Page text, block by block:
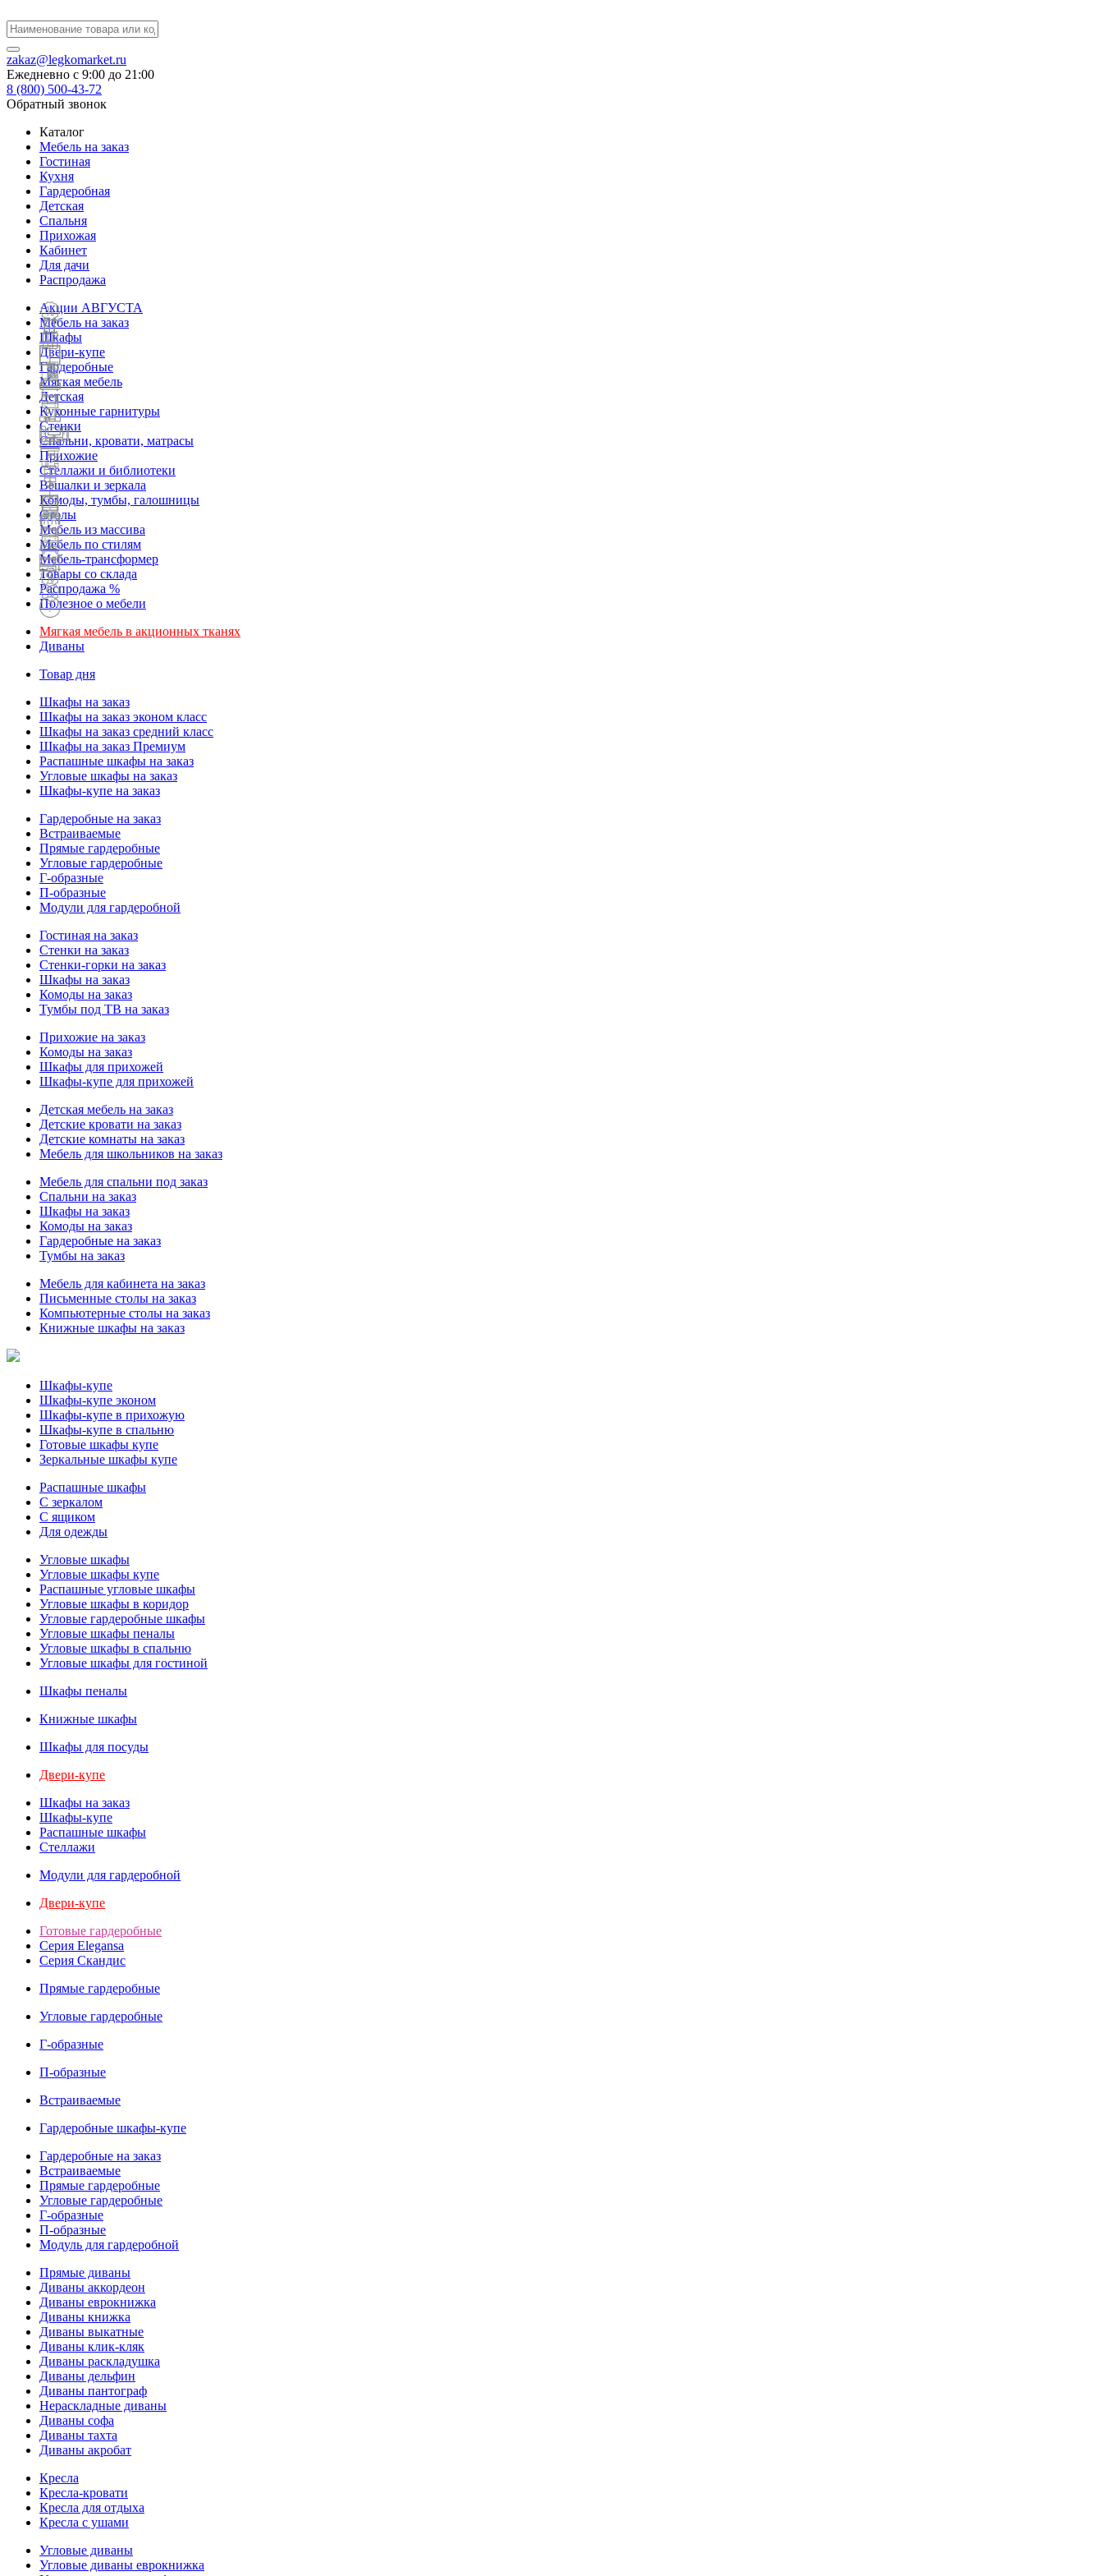
zakaz@legkomarket.ru
Ежедневно c 9:00 до 21:00
8 (800) 500-43-72
Обратный звонок
Каталог
Мебель на заказ
Гостиная
Кухня
Гардеробная
Детская
Спальня
Прихожая
Кабинет
Для дачи
Распродажа
Акции АВГУСТА
Мебель на заказ
Шкафы
Двери-купе
Гардеробные
Мягкая мебель
Детская
Кухонные гарнитуры
Стенки
Спальни, кровати, матрасы
Прихожие
Стеллажи и библиотеки
Вешалки и зеркала
Комоды, тумбы, галошницы
Столы
Мебель из массива
Мебель по стилям
Мебель-трансформер
Товары со склада
Распродажа %
Полезное о мебели
Мягкая мебель в акционных тканях
Диваны
Товар дня
Шкафы на заказ
Шкафы на заказ эконом класс
Шкафы на заказ средний класс
Шкафы на заказ Премиум
Распашные шкафы на заказ
Угловые шкафы на заказ
Шкафы-купе на заказ
Гардеробные на заказ
Встраиваемые
Прямые гардеробные
Угловые гардеробные
Г-образные
П-образные
Модули для гардеробной
Гостиная на заказ
Стенки на заказ
Стенки-горки на заказ
Шкафы на заказ
Комоды на заказ
Тумбы под ТВ на заказ
Прихожие на заказ
Комоды на заказ
Шкафы для прихожей
Шкафы-купе для прихожей
Детская мебель на заказ
Детские кровати на заказ
Детские комнаты на заказ
Мебель для школьников на заказ
Мебель для спальни под заказ
Спальни на заказ
Шкафы на заказ
Комоды на заказ
Гардеробные на заказ
Тумбы на заказ
Мебель для кабинета на заказ
Письменные столы на заказ
Компьютерные столы на заказ
Книжные шкафы на заказ
Шкафы-купе
Шкафы-купе эконом
Шкафы-купе в прихожую
Шкафы-купе в спальню
Готовые шкафы купе
Зеркальные шкафы купе
Распашные шкафы
С зеркалом
С ящиком
Для одежды
Угловые шкафы
Угловые шкафы купе
Распашные угловые шкафы
Угловые шкафы в коридор
Угловые гардеробные шкафы
Угловые шкафы пеналы
Угловые шкафы в спальню
Угловые шкафы для гостиной
Шкафы пеналы
Книжные шкафы
Шкафы для посуды
Двери-купе
Шкафы на заказ
Шкафы-купе
Распашные шкафы
Стеллажи
Модули для гардеробной
Двери-купе
Готовые гардеробные
Серия Elegansa
Серия Скандис
Прямые гардеробные
Угловые гардеробные
Г-образные
П-образные
Встраиваемые
Гардеробные шкафы-купе
Гардеробные на заказ
Встраиваемые
Прямые гардеробные
Угловые гардеробные
Г-образные
П-образные
Модуль для гардеробной
Прямые диваны
Диваны аккордеон
Диваны еврокнижка
Диваны книжка
Диваны выкатные
Диваны клик-кляк
Диваны раскладушка
Диваны дельфин
Диваны пантограф
Нераскладные диваны
Диваны софа
Диваны тахта
Диваны акробат
Кресла
Кресла-кровати
Кресла для отдыха
Кресла с ушами
Угловые диваны
Угловые диваны еврокнижка